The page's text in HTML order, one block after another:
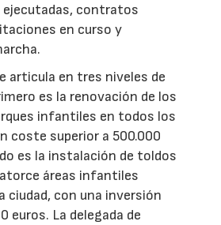
ejecutadas, contratos
en curso y
articula en tres niveles de
es la renovación de los
infantiles en todos los
coste superior a 500.000
es la instalación de toldos
áreas infantiles
ciudad, con una inversión
euros. La delegada de